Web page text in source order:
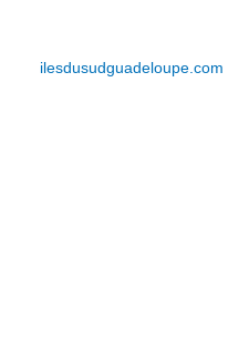
ilesdusudguadeloupe.com